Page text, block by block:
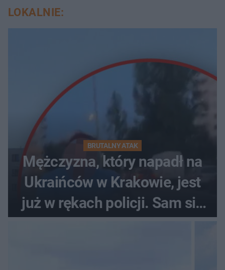
LOKALNIE:
BRUTALNY ATAK
Mężczyzna, który napadł na
Ukraińców w Krakowie, jest
już w rękach policji. Sam się